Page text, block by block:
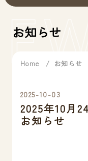
お知らせ
Home お知らせ
2025-10-03
2025年10月
お知らせ